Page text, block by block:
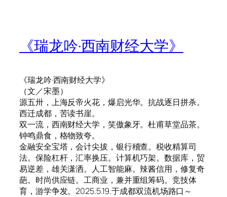
《瑞龙吟·西南财经大学》
《瑞龙吟·西南财经大学》
（文／宋墨）
源五卅，上海反帝火花，爆启光华。抗战逐日拼杀。
西迁成都，苦读书崖。
双一流，西南财经大学，笑傲象牙。杜甫草堂品茶。
钟鸣鼎食，格物致夸。
金融安全宝塔，会计尖拔，银行稽查。税收精算司
法。保险杠杆，汇率换压。计算机巧架。数据库，贸
易逆差，雄关潇洒。人工智能麻。辣酱信用，修复奇
葩。时尚供应链。工商业，兼并重组筹码。竞技体
育，游学争发。2025.5.19.于成都双流机场路口～